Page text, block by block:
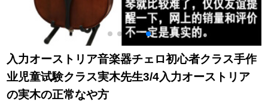
入力オーストリア音楽器チェロ初心者クラス手作
业児童试験クラス実木先生3/4入力オーストリア
の実木の正常なや方